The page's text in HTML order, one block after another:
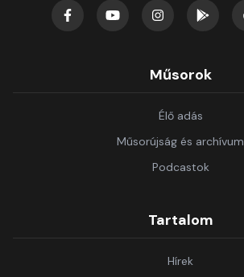
Műsorok
Élő adás
Műsorújság és archívum
Podcastok
Tartalom
Hírek